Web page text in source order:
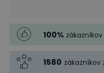
100%
1580 zákazníkov